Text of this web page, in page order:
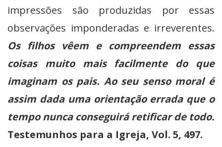
impressões são produzidas por essas
observações imponderadas e irreverentes.
Os filhos vêem e compreendem essas
coisas muito mais facilmente do que
imaginam os pais. Ao seu senso moral é
assim dada uma orientação errada que o
tempo nunca conseguirá retificar de todo.
Testemunhos para a Igreja, Vol. 5, 497.